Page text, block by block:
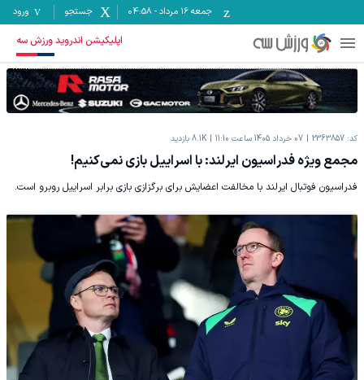
جمعه ۱۶ مرداد -
04:58 جستجو ورود
اپلیکیشن اندروید ورزش سه
کد: 2363857 07 خرداد 1405 ساعت 11:10 8.1K بازدید
مجمع ویژه فدراسیون ایرلند: با اسراییل بازی نمی‌کنیم!
فدراسیون فوتبال ایرلند با مخالفت اعضایش برای برگزازی بازی برابر اسراییل روبرو است.